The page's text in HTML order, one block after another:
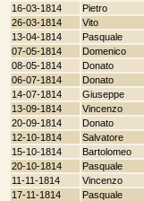
16-03-1814
Pietro
26-03-1814
Vito
13-04-1814
Pasquale
07-05-1814
Domenico
08-05-1814
Donato
06-07-1814
Donato
14-07-1814
Giuseppe
13-09-1814
Vincenzo
20-09-1814
Donato
12-10-1814
Salvatore
15-10-1814
Bartolomeo
20-10-1814
Pasquale
11-11-1814
Vincenzo
17-11-1814
Pasquale